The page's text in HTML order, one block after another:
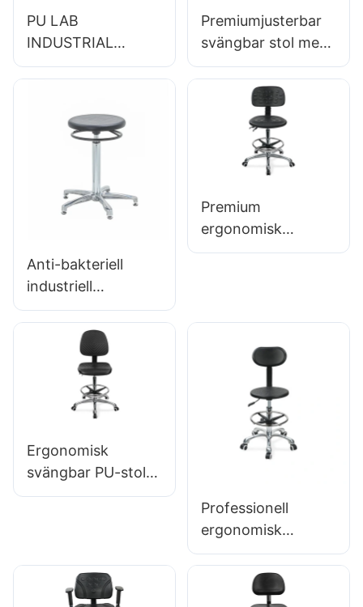
PU LAB
INDUSTRIAL
PRODE för
Skräddarsydd
bulkköp Hewei
Premiumjusterbar
svängbar stol med
handtag, intergal
skumsäte & PU LAB
PALL DESIGN
Höjdjusterbar
fotring & Kromad
5-stjärnig bas för
IC011
Anti-bakteriell
industriell
ordförande för
verkstadsmonterin
gslinje Workstation
IC015-2 ODM OEM
Anpassad Hewei
Premium
ergonomisk
snurrstol Ic027
aluminiumbas för
laboratorier/kontor
Ergonomisk
svängbar PU-stol
med ryggstöd &
fotring &
Professionell
ergonomisk
svivelstol IC142
med PU-ryggstöd
& armstöd